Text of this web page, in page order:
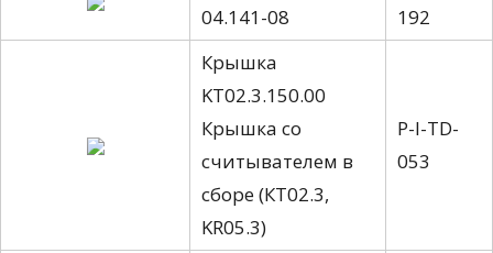
04.141-08
192
Крышка
KT02.3.150.00
Крышка со
считывателем в
сборе (КТ02.3,
KR05.3)
P-I-TD-
053